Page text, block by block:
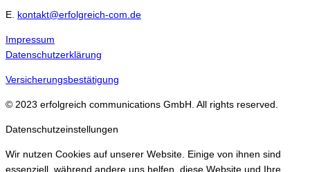
E. kontakt@erfolgreich-com.de
Impressum
Datenschutzerklärung
Versicherungsbestätigung
© 2023 erfolgreich communications GmbH. All rights reserved.
Datenschutzeinstellungen
Wir nutzen Cookies auf unserer Website. Einige von ihnen sind
essenziell, während andere uns helfen, diese Website und Ihre